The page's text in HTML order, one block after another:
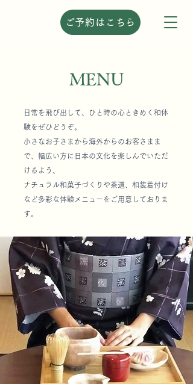
ご予約はこちら
MENU
日常を飛び出して、ひと時の心ときめく和体
験をぜひどうぞ。
小さなお子さまから海外からのお客さまま
で、幅広い方に日本の文化を楽しんでいただ
けるよう、
ナチュラル和菓子づくりや茶道、和装着付け
など多彩な体験メニューをご用意しておりま
す。